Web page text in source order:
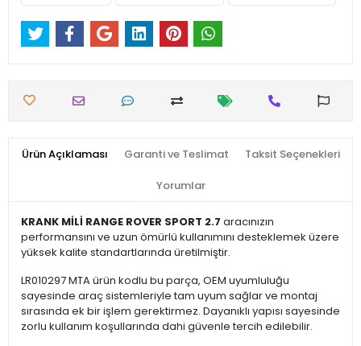
Ürün Açıklaması Garanti ve Teslimat Taksit Seçenekleri
Yorumlar
KRANK MİLİ RANGE ROVER SPORT 2.7 aracınızın
performansını ve uzun ömürlü kullanımını desteklemek üzere
yüksek kalite standartlarında üretilmiştir.
LR010297 MTA ürün kodlu bu parça, OEM uyumluluğu
sayesinde araç sistemleriyle tam uyum sağlar ve montaj
sırasında ek bir işlem gerektirmez. Dayanıklı yapısı sayesinde
zorlu kullanım koşullarında dahi güvenle tercih edilebilir.